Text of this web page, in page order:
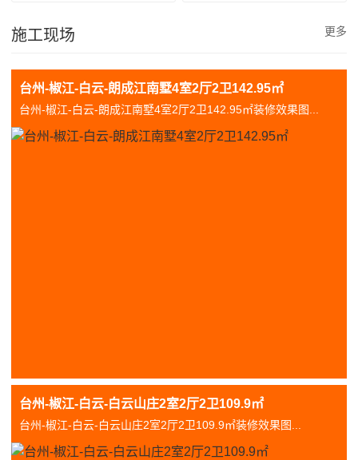
施工现场 更多
台州-椒江-白云-朗成江南墅4室2厅2卫142.95㎡
台州-椒江-白云-朗成江南墅4室2厅2卫142.95㎡装修效果图...
台州-椒江-白云-白云山庄2室2厅2卫109.9㎡
台州-椒江-白云-白云山庄2室2厅2卫109.9㎡装修效果图...